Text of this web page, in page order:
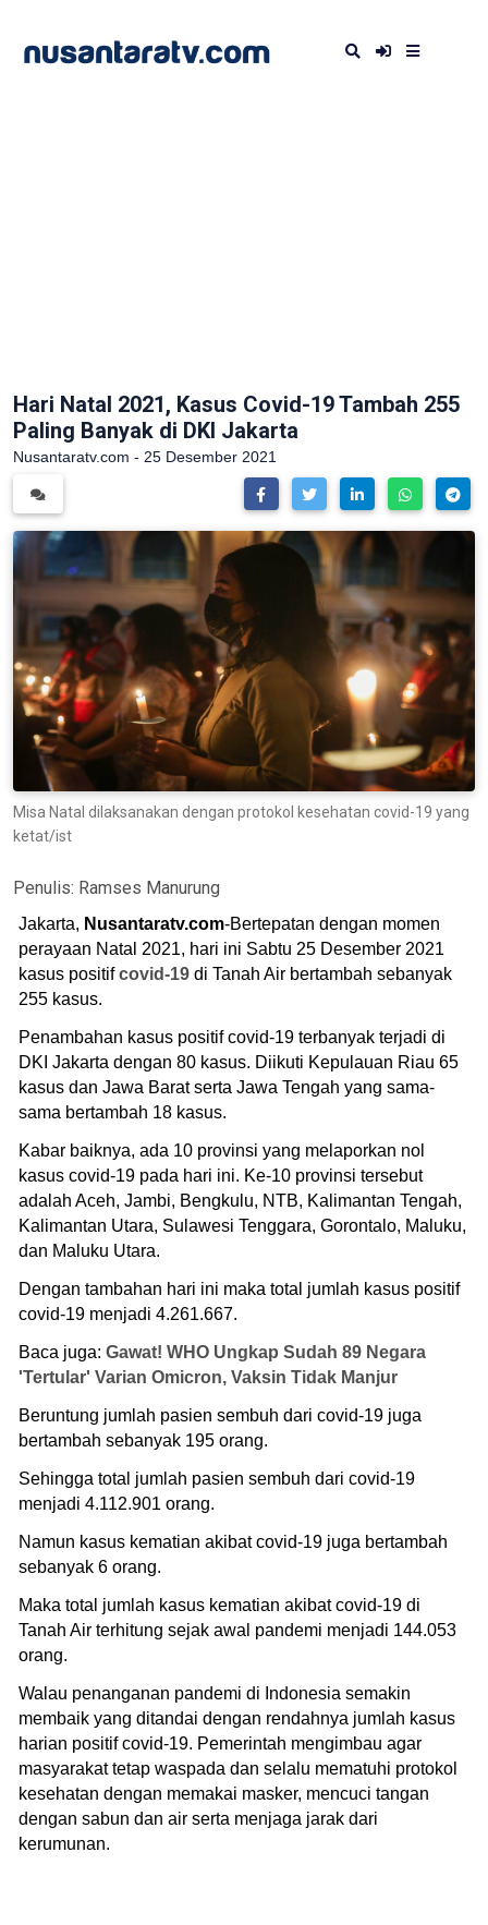
Hari Natal 2021, Kasus Covid-19 Tambah 255
Paling Banyak di DKI Jakarta
Nusantaratv.com - 25 Desember 2021
Misa Natal dilaksanakan dengan protokol kesehatan covid-19 yang
ketat/ist
Penulis: Ramses Manurung
Jakarta, Nusantaratv.com-Bertepatan dengan momen
perayaan Natal 2021, hari ini Sabtu 25 Desember 2021
kasus positifcovid-19 di Tanah Air bertambah sebanyak
255 kasus.
Penambahan kasus positif covid-19 terbanyak terjadi di
DKI Jakarta dengan 80 kasus. Diikuti Kepulauan Riau 65
kasus dan Jawa Barat serta Jawa Tengah yang sama-
sama bertambah 18 kasus.
Kabar baiknya, ada 10 provinsi yang melaporkan nol
kasus covid-19 pada hari ini. Ke-10 provinsi tersebut
adalah Aceh, Jambi, Bengkulu, NTB, Kalimantan Tengah,
Kalimantan Utara, Sulawesi Tenggara, Gorontalo, Maluku,
dan Maluku Utara.
Dengan tambahan hari ini maka total jumlah kasus positif
covid-19 menjadi 4.261.667.
Baca juga: Gawat! WHO Ungkap Sudah 89 Negara
'Tertular' Varian Omicron, Vaksin Tidak Manjur
Beruntung jumlah pasien sembuh dari covid-19 juga
bertambah sebanyak 195 orang.
Sehingga total jumlah pasien sembuh dari covid-19
menjadi 4.112.901 orang.
Namun kasus kematian akibat covid-19 juga bertambah
sebanyak 6 orang.
Maka total jumlah kasus kematian akibat covid-19 di
Tanah Air terhitung sejak awal pandemi menjadi 144.053
orang.
Walau penanganan pandemi di Indonesia semakin
membaik yang ditandai dengan rendahnya jumlah kasus
harian positif covid-19. Pemerintah mengimbau agar
masyarakat tetap waspada dan selalu mematuhi protokol
kesehatan dengan memakai masker, mencuci tangan
dengan sabun dan air serta menjaga jarak dari
kerumunan.